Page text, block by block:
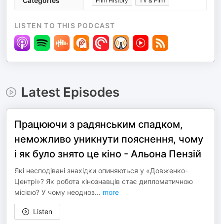
LISTEN TO THIS PODCAST
Latest Episodes
Працюючи з радянським спадком,
неможливо уникнути пояснення, чому
і як було знято це кіно - Альона Пензій
Які несподівані знахідки опиняються у «Довженко-
Центрі»? Як робота кінознавців стає дипломатичною
місією? У чому неодноз... more
Listen